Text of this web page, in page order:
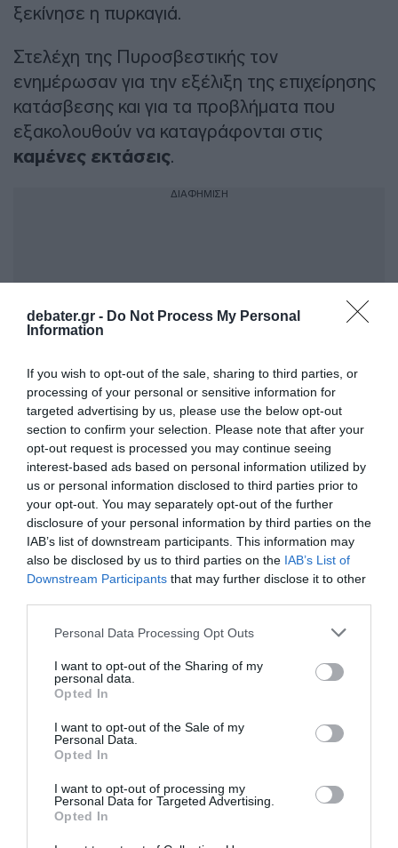
debater.gr - Do Not Process My Personal
Information
If you wish to opt-out of the sale, sharing to third parties, or
processing of your personal or sensitive information for
targeted advertising by us, please use the below opt-out
section to confirm your selection. Please note that after your
opt-out request is processed you may continue seeing
interest-based ads based on personal information utilized by
us or personal information disclosed to third parties prior to
your opt-out. You may separately opt-out of the further
disclosure of your personal information by third parties on the
IAB’s list of downstream participants. This information may
also be disclosed by us to third parties on the IAB’s List of
Downstream Participants that may further disclose it to other
Please note that this website/app uses one or more Google
not limited to your visit or usage behaviour. You may click to
grant or deny consent to Google and its third-party tags to
use your data for below specified purposes in below Google
consent section.
Personal Data Processing Opt Outs
I want to opt-out of the Sharing of my
personal data.
Opted In
I want to opt-out of the Sale of my
Personal Data.
Opted In
I want to opt-out of processing my
Personal Data for Targeted Advertising.
Opted In
ξεκίνησε η πυρκαγιά.
Στελέχη της Πυροσβεστικής τον
ενημέρωσαν για την εξέλιξη της επιχείρησης
κατάσβεσης και για τα προβλήματα που
εξακολουθούν να καταγράφονται στις
καμένες εκτάσεις.
ΔΙΑΦΗΜΙΣΗ
«Κάναμε σύσκεψη τόσο με την Περιφέρεια
όσο και με τους δύο δημάρχους. Ορίσαμε τις
διαδικασίες και τους χρόνους μέσα στους
οποίους θα διεξαχθούν όλες αυτές οι
διαδικασίες», δήλωσε ο υφυπουργός.
Για τα κτίρια που έχουν υποστεί ζημιές, ο
Κώστας Κατσαφάδος διευκρίνισε ότι η Γενική
Γραμματεία Αποκατάστασης Φυσικών
Καταστροφών έχει ήδη ξεκινήσει τις
αυτοψίες.
Οι πολίτες θα πρέπει να προσκομίσουν στον
Δήμο:
το φύλλο αυτοψίας,